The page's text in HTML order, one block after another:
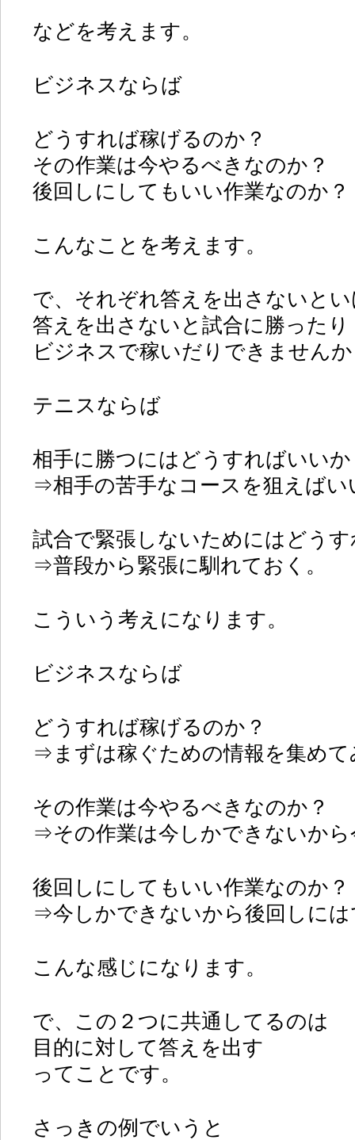
などを考えます。
ビジネスならば
どうすれば稼げるのか？
その作業は今やるべきなのか？
後回しにしてもいい作業なのか？
こんなことを考えます。
で、それぞれ答えを出さないと
答えを出さないと試合に勝ったり
ビジネスで稼いだりできません
テニスならば
相手に勝つにはどうすればいいか
⇒相手の苦手なコースを狙えばい
試合で緊張しないためにはどう
⇒普段から緊張に馴れておく。
こういう考えになります。
ビジネスならば
どうすれば稼げるのか？
⇒まずは稼ぐための情報を集めて
その作業は今やるべきなのか？
⇒その作業は今しかできないから
後回しにしてもいい作業なのか？
⇒今しかできないから後回しには
こんな感じになります。
で、この２つに共通してるのは
目的に対して答えを出す
ってことです。
さっきの例でいうと